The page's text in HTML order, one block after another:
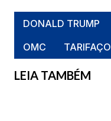
DONALD TRUMP
OMC
TARIFAÇO
LEIA TAMBÉM